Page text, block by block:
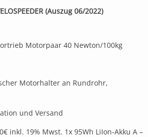
(Auszug 06/2022)
Motorpaar 40 Newton/100kg
Motorhalter an Rundrohr,
und Versand
inkl. 19% Mwst. 1x 95Wh LiIon-Akku A –